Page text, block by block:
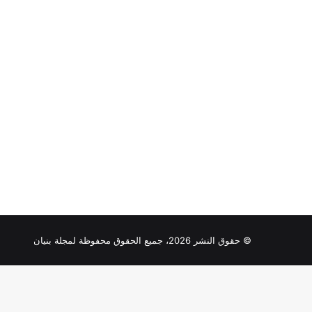
© حقوق النشر 2026، جميع الحقوق محفوظة لمجلة بنيان